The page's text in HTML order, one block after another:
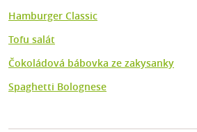
Hamburger Classic
Tofu salát
Čokoládová bábovka ze zakysanky
Spaghetti Bolognese